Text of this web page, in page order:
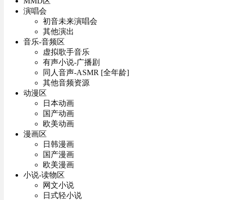
演唱会
初音未来演唱会
其他演出
音乐-音频区
虚拟歌手音乐
有声小说-广播剧
同人音声-ASMR [全年龄]
其他音频资源
动漫区
日本动画
国产动画
欧美动画
漫画区
日韩漫画
国产漫画
欧美漫画
小说-读物区
网文小说
日式轻小说